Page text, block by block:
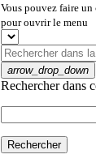
Vous pouvez faire
pour ouvrir le menu
arrow_drop_down
Rechercher dans
Rechercher